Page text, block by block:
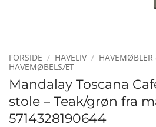
FORSIDE / HAVELIV / HAVEMØBLER
HAVEMØBELSÆT
Mandalay Toscana
stole – Teak/grøn fra
5714328190644